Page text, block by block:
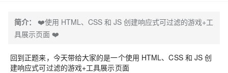
简介：
❤️使用 HTML、CSS 和 JS 创建响应式可过滤的游戏+工
具展示页面 ❤️
回到正题来，今天带给大家的是一个使用 HTML、CSS 和 JS 创
建响应式可过滤的游戏+工具展示页面